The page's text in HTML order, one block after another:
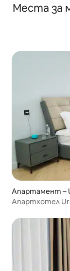
Места за
Апартамент –
Апартхотел